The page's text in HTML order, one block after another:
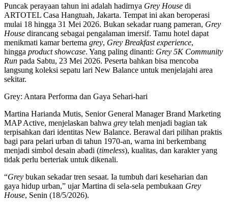
Puncak perayaan tahun ini adalah hadirnya Grey House di
ARTOTEL Casa Hangtuah, Jakarta. Tempat ini akan beroperasi
mulai 18 hingga 31 Mei 2026. Bukan sekadar ruang pameran, Grey
House dirancang sebagai pengalaman imersif. Tamu hotel dapat
menikmati kamar bertema grey, Grey Breakfast experience,
hingga product showcase. Yang paling dinanti: Grey 5K Community
Run pada Sabtu, 23 Mei 2026. Peserta bahkan bisa mencoba
langsung koleksi sepatu lari New Balance untuk menjelajahi area
sekitar.
Grey: Antara Performa dan Gaya Sehari-hari
Martina Harianda Mutis, Senior General Manager Brand Marketing
MAP Active, menjelaskan bahwa grey telah menjadi bagian tak
terpisahkan dari identitas New Balance. Berawal dari pilihan praktis
bagi para pelari urban di tahun 1970-an, warna ini berkembang
menjadi simbol desain abadi (timeless), kualitas, dan karakter yang
tidak perlu berteriak untuk dikenali.
“Grey bukan sekadar tren sesaat. Ia tumbuh dari keseharian dan
gaya hidup urban,” ujar Martina di sela-sela pembukaan Grey
House, Senin (18/5/2026).